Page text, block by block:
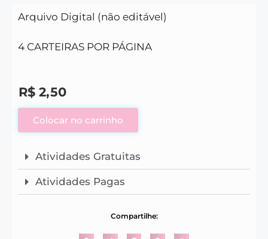
Arquivo Digital (não editável)
4 CARTEIRAS POR PÁGINA
R$ 2,50
Colocar no carrinho
Atividades Gratuitas
Atividades Pagas
Compartilhe: